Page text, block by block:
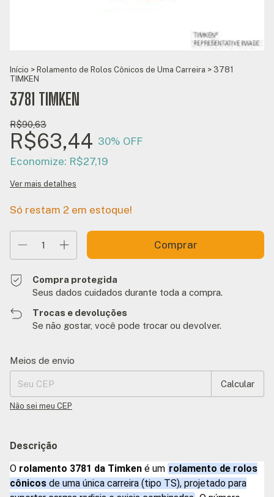
Início > Rolamento de Rolos Cônicos de Uma Carreira > 3781
TIMKEN
3781 TIMKEN
R$90,63
R$63,44 30% OFF
Economize: R$27,19
Ver mais detalhes
Só restam 2 em estoque!
Compra protegida
Seus dados cuidados durante toda a compra.
Trocas e devoluções
Se não gostar, você pode trocar ou devolver.
Entregas para o CEP:
Meios de envio
Calcular
Não sei meu CEP
Descrição
O rolamento 3781 da Timken é um rolamento de rolos
cônicos de uma única carreira (tipo TS), projetado para